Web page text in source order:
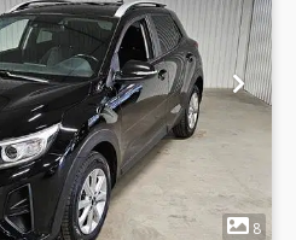
1
8